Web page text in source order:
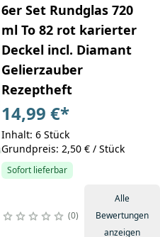
6er Set Rundglas 720
ml To 82 rot karierter
Deckel incl. Diamant
Gelierzauber
Rezeptheft
14,99 €*
Inhalt: 6 Stück
Grundpreis: 2,50 € / Stück
Sofort lieferbar
0
Alle
Bewertungen
anzeigen